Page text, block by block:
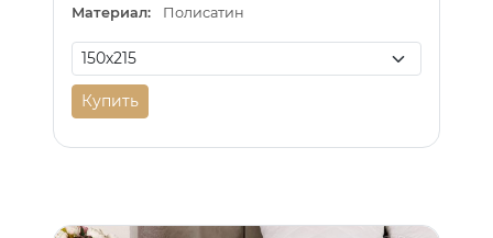
Материал:
Полисатин
Купить